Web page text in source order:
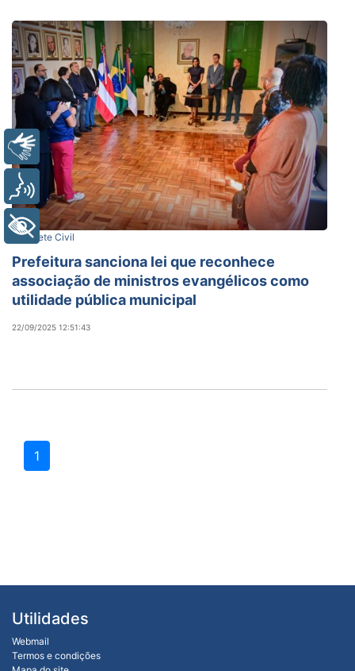
Gabinete Civil
Prefeitura sanciona lei que reconhece
associação de ministros evangélicos como
utilidade pública municipal
22/09/2025 12:51:43
1
Utilidades
Webmail
Termos e condições
Libras
Voz
+ Acessibilidade